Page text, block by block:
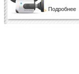
Подробнее